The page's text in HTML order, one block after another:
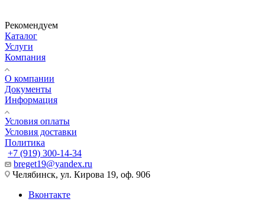
Рекомендуем
Каталог
Услуги
Компания
О компании
Документы
Информация
Условия оплаты
Условия доставки
Политика
+7 (919) 300-14-34
breget19@yandex.ru
Челябинск, ул. Кирова 19, оф. 906
Вконтакте